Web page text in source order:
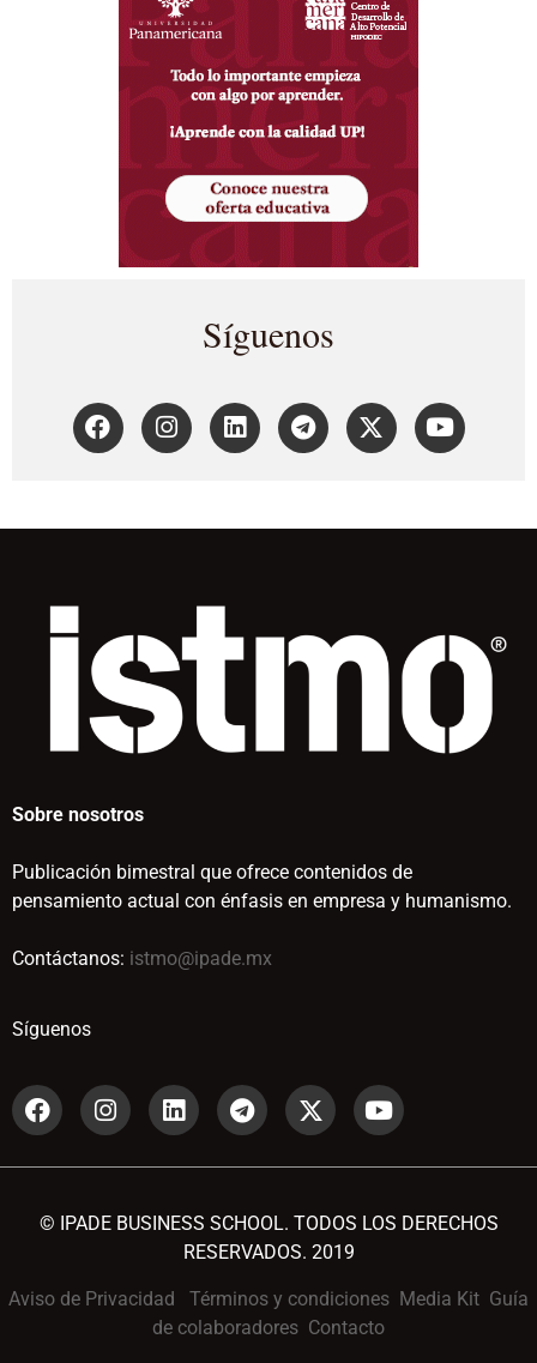
Síguenos
Sobre nosotros
Publicación bimestral que ofrece contenidos de
pensamiento actual con énfasis en empresa y humanismo.
Contáctanos: istmo@ipade.mx
Síguenos
© IPADE BUSINESS SCHOOL. TODOS LOS DERECHOS
RESERVADOS. 2019
Aviso de Privacidad Términos y condiciones Media Kit Guía
de colaboradores Contacto